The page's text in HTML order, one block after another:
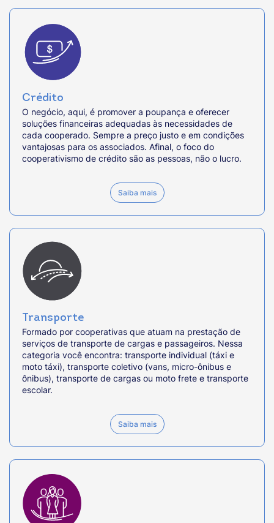
Crédito
O negócio, aqui, é promover a poupança e oferecer
soluções financeiras adequadas às necessidades de
cada cooperado. Sempre a preço justo e em condições
vantajosas para os associados. Afinal, o foco do
cooperativismo de crédito são as pessoas, não o lucro.
Saiba mais
Transporte
Formado por cooperativas que atuam na prestação de
serviços de transporte de cargas e passageiros. Nessa
categoria você encontra: transporte individual (táxi e
moto táxi), transporte coletivo (vans, micro-ônibus e
ônibus), transporte de cargas ou moto frete e transporte
escolar.
Saiba mais